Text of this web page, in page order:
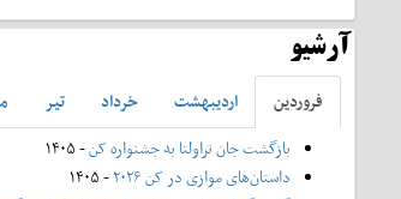
آرشیو
فروردين ارديبهشت خرداد تير
بازگشت جان تراولتا به جشنواره کن- ۱۴۰۵
داستان‌های موازی در کن ۲۰۲۶
- ۱۴۰۵